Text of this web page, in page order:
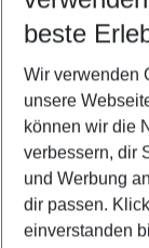
Flug &
Urlaub
beste
Wir verwenden
unsere
können wir die
verbessern, dir
und Werbung
dir passen.
einverstanden